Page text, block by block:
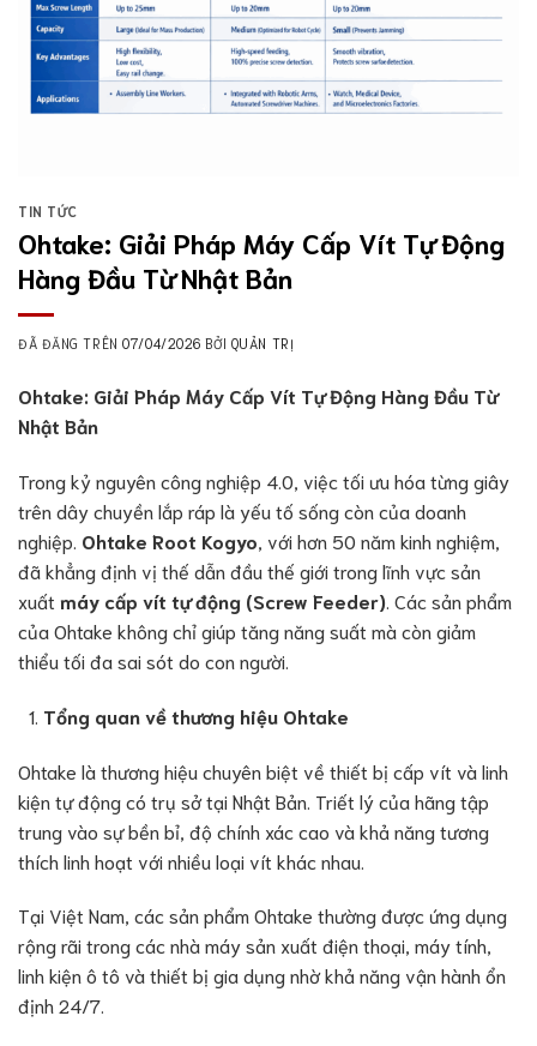
TIN TỨC
Ohtake: Giải Pháp Máy Cấp Vít Tự Động
Hàng Đầu Từ Nhật Bản
ĐÃ ĐĂNG TRÊN07/04/2026 BỞI QUẢN TRỊ
Ohtake: Giải Pháp Máy Cấp Vít Tự Động Hàng Đầu Từ
Nhật Bản
Trong kỷ nguyên công nghiệp 4.0, việc tối ưu hóa từng giây
trên dây chuyền lắp ráp là yếu tố sống còn của doanh
nghiệp. Ohtake Root Kogyo , với hơn 50 năm kinh nghiệm,
đã khẳng định vị thế dẫn đầu thế giới trong lĩnh vực sản
xuất máy cấp vít tự động (Screw Feeder) . Các sản phẩm
của Ohtake không chỉ giúp tăng năng suất mà còn giảm
thiểu tối đa sai sót do con người.
Tổng quan về thương hiệu Ohtake
Ohtake là thương hiệu chuyên biệt về thiết bị cấp vít và linh
kiện tự động có trụ sở tại Nhật Bản. Triết lý của hãng tập
trung vào sự bền bỉ, độ chính xác cao và khả năng tương
thích linh hoạt với nhiều loại vít khác nhau.
Tại Việt Nam, các sản phẩm Ohtake thường được ứng dụng
rộng rãi trong các nhà máy sản xuất điện thoại, máy tính,
linh kiện ô tô và thiết bị gia dụng nhờ khả năng vận hành ổn
định 24/7.